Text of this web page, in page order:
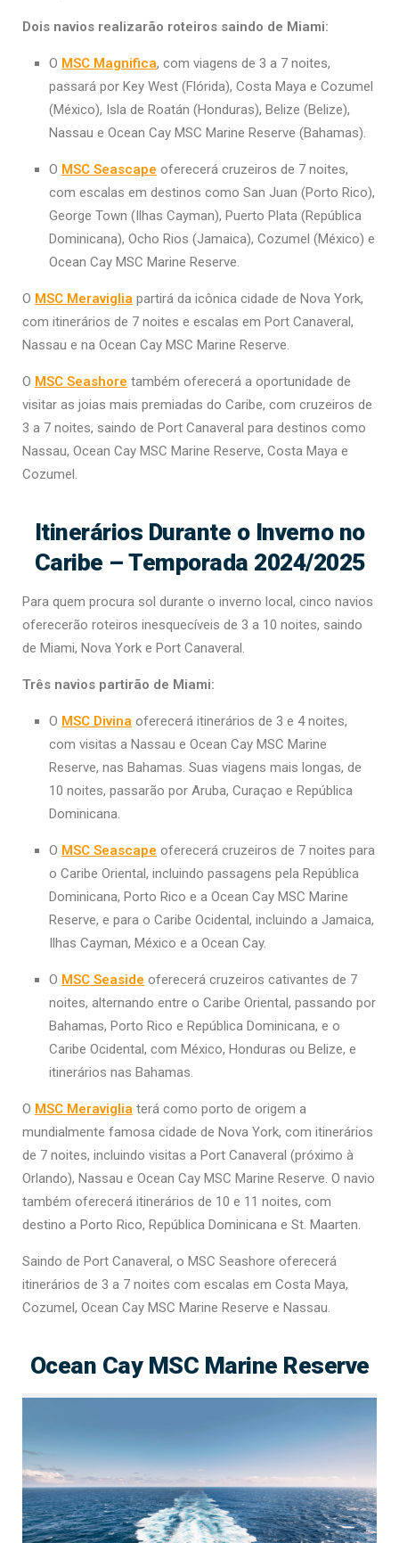
Dois navios realizarão roteiros saindo de Miami:
O MSC Magnifica, com viagens de 3 a 7 noites,
passará por Key West (Flórida), Costa Maya e Cozumel
(México), Isla de Roatán (Honduras), Belize (Belize),
Nassau e Ocean Cay MSC Marine Reserve (Bahamas).
O MSC Seascape oferecerá cruzeiros de 7 noites,
com escalas em destinos como San Juan (Porto Rico),
George Town (Ilhas Cayman), Puerto Plata (República
Dominicana), Ocho Rios (Jamaica), Cozumel (México) e
Ocean Cay MSC Marine Reserve.
O MSC Meraviglia partirá da icônica cidade de Nova York,
com itinerários de 7 noites e escalas em Port Canaveral,
Nassau e na Ocean Cay MSC Marine Reserve.
O MSC Seashore também oferecerá a oportunidade de
visitar as joias mais premiadas do Caribe, com cruzeiros de
3 a 7 noites, saindo de Port Canaveral para destinos como
Nassau, Ocean Cay MSC Marine Reserve, Costa Maya e
Cozumel.
Itinerários Durante o Inverno no
Caribe – Temporada 2024/2025
Para quem procura sol durante o inverno local, cinco navios
oferecerão roteiros inesquecíveis de 3 a 10 noites, saindo
de Miami, Nova York e Port Canaveral.
Três navios partirão de Miami:
O MSC Divina oferecerá itinerários de 3 e 4 noites,
com visitas a Nassau e Ocean Cay MSC Marine
Reserve, nas Bahamas. Suas viagens mais longas, de
10 noites, passarão por Aruba, Curaçao e República
Dominicana.
O MSC Seascape oferecerá cruzeiros de 7 noites para
o Caribe Oriental, incluindo passagens pela República
Dominicana, Porto Rico e a Ocean Cay MSC Marine
Reserve, e para o Caribe Ocidental, incluindo a Jamaica,
Ilhas Cayman, México e a Ocean Cay.
O MSC Seaside oferecerá cruzeiros cativantes de 7
noites, alternando entre o Caribe Oriental, passando por
Bahamas, Porto Rico e República Dominicana, e o
Caribe Ocidental, com México, Honduras ou Belize, e
itinerários nas Bahamas.
O MSC Meraviglia terá como porto de origem a
mundialmente famosa cidade de Nova York, com itinerários
de 7 noites, incluindo visitas a Port Canaveral (próximo à
Orlando), Nassau e Ocean Cay MSC Marine Reserve. O navio
também oferecerá itinerários de 10 e 11 noites, com
destino a Porto Rico, República Dominicana e St. Maarten.
Saindo de Port Canaveral, o MSC Seashore oferecerá
itinerários de 3 a 7 noites com escalas em Costa Maya,
Cozumel, Ocean Cay MSC Marine Reserve e Nassau.
Ocean Cay MSC Marine Reserve